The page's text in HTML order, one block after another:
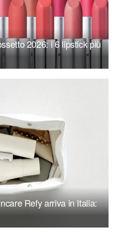
2026: i 6 lipstick più
Refy arriva in Italia: